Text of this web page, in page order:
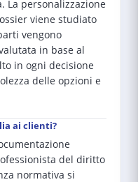
La personalizzazione
viene studiato
vengono
in base al
in ogni decisione
delle opzioni e
ai clienti?
del diritto
normativa si